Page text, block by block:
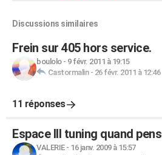
Discussions similaires
Frein sur 405 hors service.
boulolo- 9 févr. 2011 à 19:15
Castormalin- 26 févr. 2011 à 12:46
11 réponses
Espace III tuning quand
VALERIE- 16 janv. 2009 à 15:57